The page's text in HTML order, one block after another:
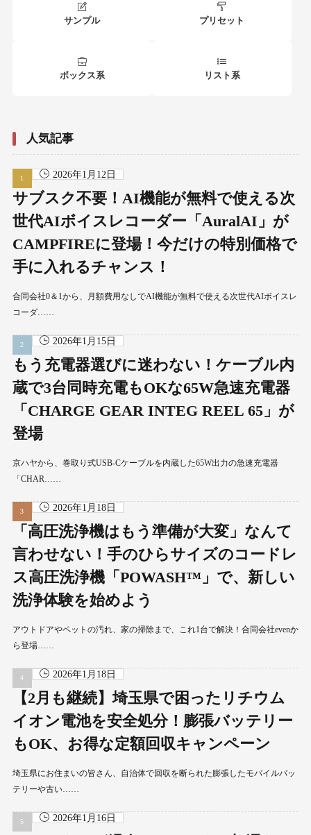
サンプル プリセット
ボックス系 リスト系
人気記事
2026年1月12日
サブスク不要！AI機能が無料で使える次
世代AIボイスレコーダー「AuralAI」が
CAMPFIREに登場！今だけの特別価格で
手に入れるチャンス！
合同会社0＆1から、月額費用なしでAI機能が無料で使える次世代AIボイスレ
コーダ……
2026年1月15日
もう充電器選びに迷わない！ケーブル内
蔵で3台同時充電もOKな65W急速充電器
「CHARGE GEAR INTEG REEL 65」が
登場
京ハヤから、巻取り式USB-Cケーブルを内蔵した65W出力の急速充電器
「CHAR……
2026年1月18日
「高圧洗浄機はもう準備が大変」なんて
言わせない！手のひらサイズのコードレ
ス高圧洗浄機「POWASH™」で、新しい
洗浄体験を始めよう
アウトドアやペットの汚れ、家の掃除まで、これ1台で解決！合同会社evenか
ら登場……
2026年1月18日
【2月も継続】埼玉県で困ったリチウム
イオン電池を安全処分！膨張バッテリー
もOK、お得な定額回収キャンペーン
埼玉県にお住まいの皆さん、自治体で回収を断られた膨張したモバイルバッ
テリーや古い……
2026年1月16日